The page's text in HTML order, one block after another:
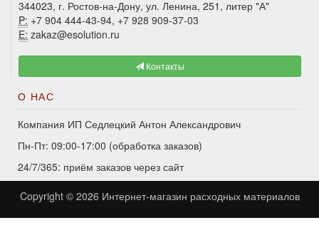
344023, г. Ростов-на-Дону, ул. Ленина, 251, литер "А"
P: +7 904 444-43-94, +7 928 909-37-03
E: zakaz@esolution.ru
Контакты
О НАС
Компания ИП Седлецкий Антон Александрович
Пн-Пт: 09:00-17:00 (обработка заказов)
24/7/365: приём заказов через сайт
Copyright © 2026 Интернет-магазин расходных материалов